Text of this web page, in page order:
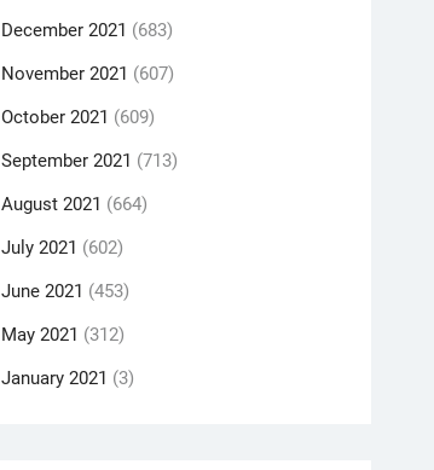
December 2021 (683)
November 2021 (607)
October 2021 (609)
September 2021 (713)
August 2021 (664)
July 2021 (602)
June 2021 (453)
May 2021 (312)
January 2021 (3)